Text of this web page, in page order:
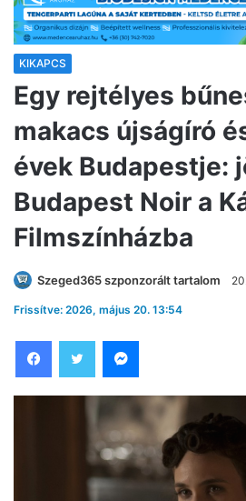
KIKAPCS
Egy rejtélyes
makacs újságíró
évek Budapestje:
Budapest Noir a
Filmszínházba
Szeged365 szponzorált tartalom
Frissítve: 2026, május 20. 13:54